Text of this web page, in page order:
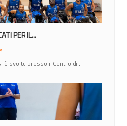
PER IL...
è svolto presso il Centro di...